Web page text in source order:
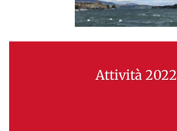
Attività 2022